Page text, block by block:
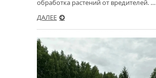
обработка растений от вредителей. …
ДАЛЕЕ